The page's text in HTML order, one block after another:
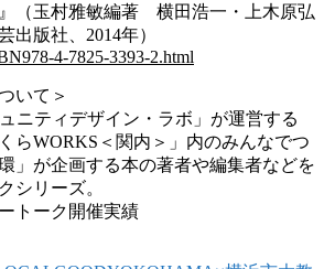
（玉村雅敏編著 横田浩一・上木原弘
出版社、2014年）
4-7825-3393-2.html
いて＞
ニティデザイン・ラボ」が運営する
らWORKS＜関内＞」内のみんなでつ
」が企画する本の著者や編集者などを
シリーズ。
トーク開催実績